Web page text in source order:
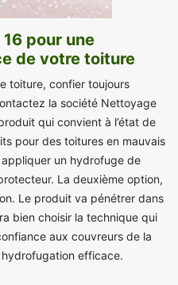
pour une
de votre toiture
toiture, confier toujours
la société Nettoyage
qui convient à l’état de
pour des toitures en mauvais
un hydrofuge de
La deuxième option,
Le produit va pénétrer dans
bien choisir la technique qui
aux couvreurs de la
efficace.